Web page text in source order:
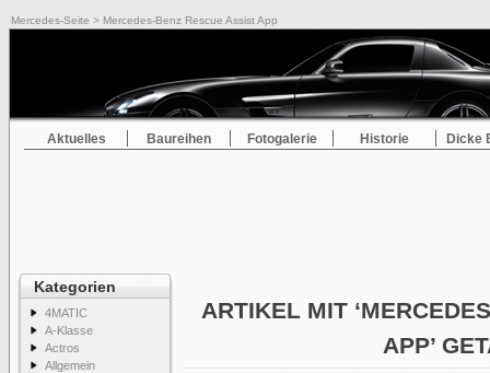
Mercedes-Seite > Mercedes-Benz Rescue Assist App
Aktuelles Baureihen Fotogalerie Historie Dicke
Kategorien
4MATIC
A-Klasse
Actros
Allgemein
ARTIKEL MIT
APP’